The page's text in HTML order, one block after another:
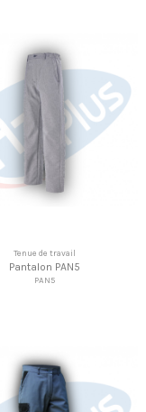
Tenue de travail
Pantalon PAN5
PAN5